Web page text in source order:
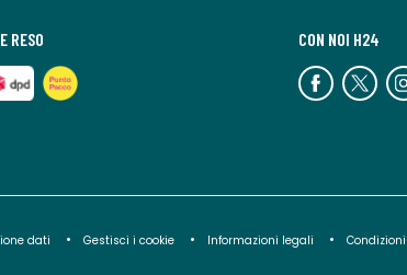
RESO CON NOI H24
dati Gestisci i cookie Informazioni legali